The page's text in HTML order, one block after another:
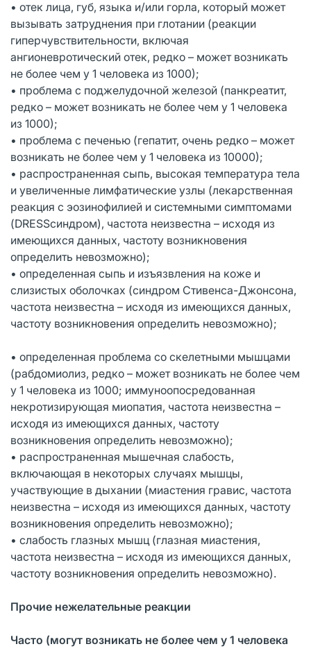
• отек лица, губ, языка и/или горла, который может
вызывать затруднения при глотании (реакции
гиперчувствительности, включая
ангионевротический отек, редко – может возникать
не более чем у 1 человека из 1000);
• проблема с поджелудочной железой (панкреатит,
редко – может возникать не более чем у 1 человека
из 1000);
• проблема с печенью (гепатит, очень редко – может
возникать не более чем у 1 человека из 10000);
• распространенная сыпь, высокая температура тела
и увеличенные лимфатические узлы (лекарственная
реакция с эозинофилией и системными симптомами
(DRESSсиндром), частота неизвестна – исходя из
имеющихся данных, частоту возникновения
определить невозможно);
• определенная сыпь и изъязвления на коже и
слизистых оболочках (синдром Стивенса-Джонсона,
частота неизвестна – исходя из имеющихся данных,
частоту возникновения определить невозможно);
• определенная проблема со скелетными мышцами
(рабдомиолиз, редко – может возникать не более чем
у 1 человека из 1000; иммуноопосредованная
некротизирующая миопатия, частота неизвестна –
исходя из имеющихся данных, частоту
возникновения определить невозможно);
• распространенная мышечная слабость,
включающая в некоторых случаях мышцы,
участвующие в дыхании (миастения гравис, частота
неизвестна – исходя из имеющихся данных, частоту
возникновения определить невозможно);
• слабость глазных мышц (глазная миастения,
частота неизвестна – исходя из имеющихся данных,
частоту возникновения определить невозможно).
Прочие нежелательные реакции
Часто (могут возникать не более чем у 1 человека